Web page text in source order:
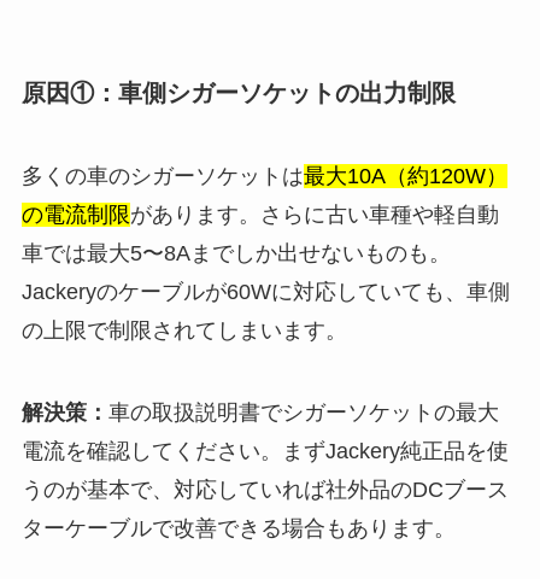
原因①：車側シガーソケットの出力制限
多くの車のシガーソケットは最大10A（約120W）
の電流制限があります。さらに古い車種や軽自動
車では最大5〜8Aまでしか出せないものも。
Jackeryのケーブルが60Wに対応していても、車側
の上限で制限されてしまいます。
解決策： 車の取扱説明書でシガーソケットの最大
電流を確認してください。まずJackery純正品を使
うのが基本で、対応していれば社外品のDCブース
ターケーブルで改善できる場合もあります。